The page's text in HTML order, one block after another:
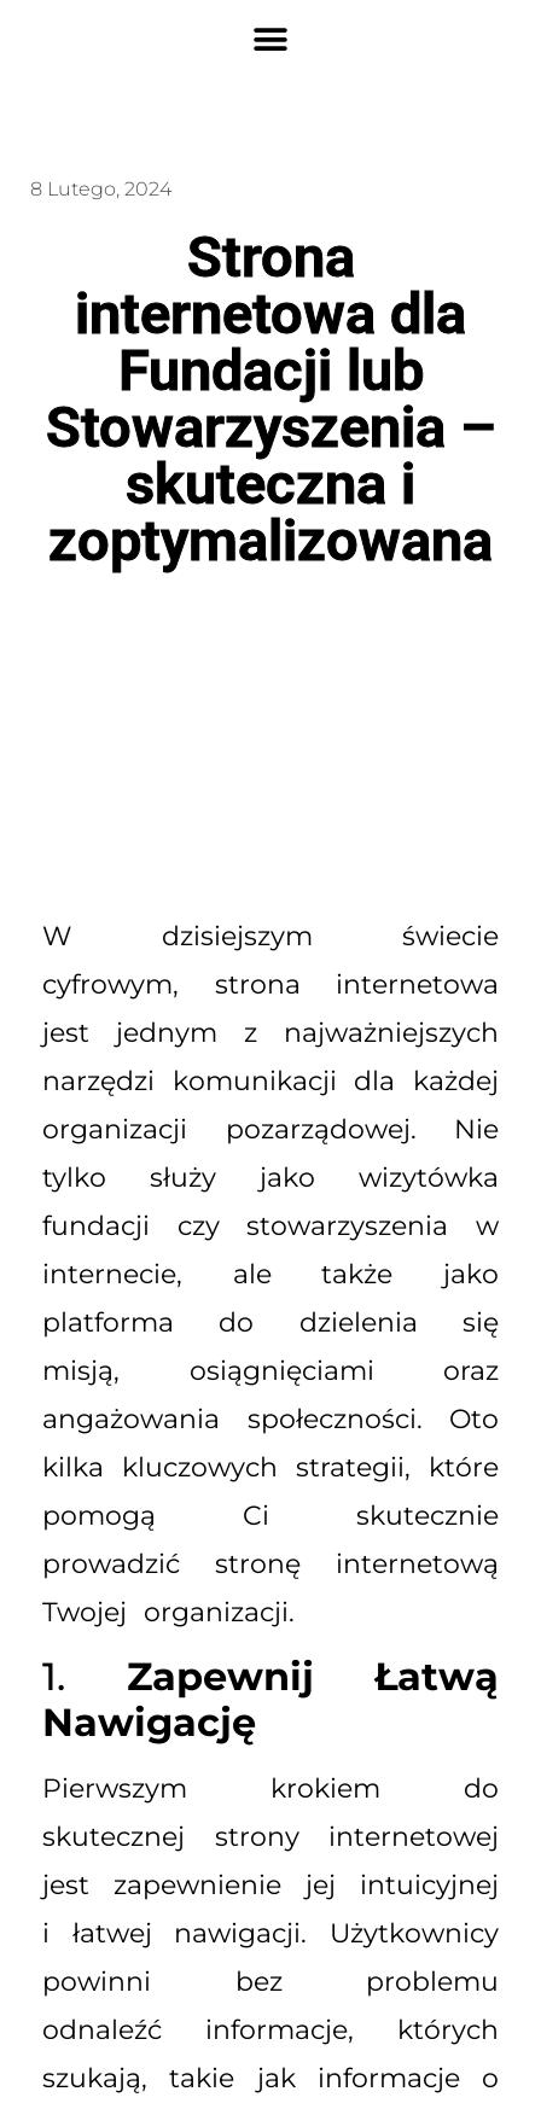
8 Lutego, 2024
Strona
internetowa dla
Fundacji lub
Stowarzyszenia –
skuteczna i
zoptymalizowana
W dzisiejszym świecie
cyfrowym, strona internetowa
jest jednym z najważniejszych
narzędzi komunikacji dla każdej
organizacji pozarządowej. Nie
tylko służy jako wizytówka
fundacji czy stowarzyszenia w
internecie, ale także jako
platforma do dzielenia się
misją, osiągnięciami oraz
angażowania społeczności. Oto
kilka kluczowych strategii, które
pomogą Ci skutecznie
prowadzić stronę internetową
Twojej organizacji.
1. Zapewnij Łatwą
Nawigację
Pierwszym krokiem do
skutecznej strony internetowej
jest zapewnienie jej intuicyjnej
i łatwej nawigacji. Użytkownicy
powinni bez problemu
odnaleźć informacje, których
szukają, takie jak informacje o